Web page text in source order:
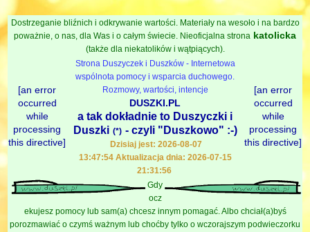
Dostrzeganie bliźnich i odkrywanie wartości. Materiały na wesoło i na bardzo
poważnie, o nas, dla Was i o całym świecie. Nieoficjalna strona katolicka
(także dla niekatolików i wątpiących).
[an error
occurred
while
processing
this directive]
Strona Duszyczek i Duszków - Internetowa
wspólnota pomocy i wsparcia duchowego.
Rozmowy, wartości, intencje
DUSZKI.PL
a tak dokładnie to Duszyczki i
Duszki (*) - czyli "Duszkowo" :-)
Dzisiaj jest: 2026-08-07
13:47:54 Aktualizacja dnia: 2026-07-15
21:31:56
[an error
occurred
while
processing
this directive]
Gdy
ocz
ekujesz pomocy lub sam(a) chcesz innym pomagać. Albo chciał(a)byś
porozmawiać o czymś ważnym lub choćby tylko o wczorajszym podwieczorku